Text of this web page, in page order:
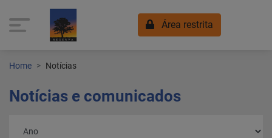
Área restrita
Home Notícias
Notícias e comunicados